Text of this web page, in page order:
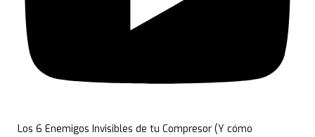
Los 6 Enemigos Invisibles de tu Compresor (Y cómo